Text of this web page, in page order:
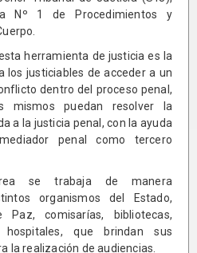
Nº 1 de Procedimientos y
herramienta de justicia es la
los justiciables de acceder a un
dentro del proceso penal,
mismos puedan resolver la
a la justicia penal, con la ayuda
penal como tercero
se trabaja de manera
organismos del Estado,
comisarías, bibliotecas,
que brindan sus
la realización de audiencias.